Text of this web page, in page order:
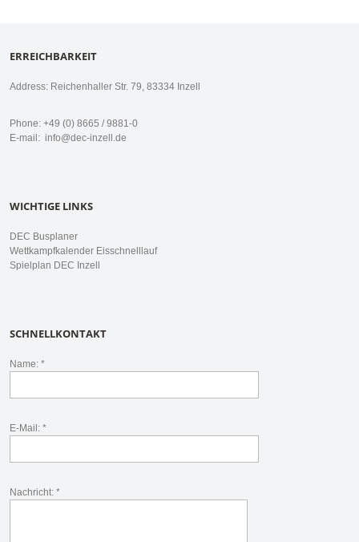
ERREICHBARKEIT
Address: Reichenhaller Str. 79, 83334 Inzell
Phone: +49 (0) 8665 / 9881-0
E-mail: info@dec-inzell.de
WICHTIGE LINKS
DEC Busplaner
Wettkampfkalender Eisschnelllauf
Spielplan DEC Inzell
SCHNELLKONTAKT
Name: *
E-Mail: *
Nachricht: *